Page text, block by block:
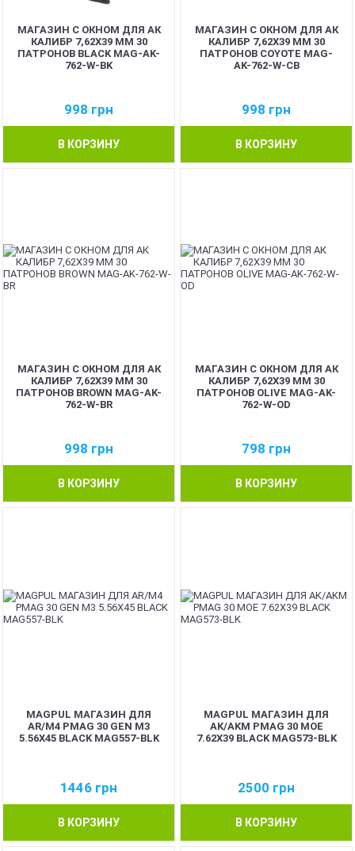
МАГАЗИН С ОКНОМ ДЛЯ АК
КАЛИБР 7,62Х39 ММ 30
ПАТРОНОВ BLACK MAG-AK-
762-W-BK
998 грн
В КОРЗИНУ
МАГАЗИН С ОКНОМ ДЛЯ АК
КАЛИБР 7,62Х39 ММ 30
ПАТРОНОВ COYOTE MAG-
AK-762-W-CB
998 грн
В КОРЗИНУ
МАГАЗИН С ОКНОМ ДЛЯ АК
КАЛИБР 7,62Х39 ММ 30
ПАТРОНОВ BROWN MAG-AK-
762-W-BR
998 грн
В КОРЗИНУ
МАГАЗИН С ОКНОМ ДЛЯ АК
КАЛИБР 7,62Х39 ММ 30
ПАТРОНОВ OLIVE MAG-AK-
762-W-OD
798 грн
В КОРЗИНУ
MAGPUL МАГАЗИН ДЛЯ
AR/M4 PMAG 30 GEN M3
5.56X45 BLACK MAG557-BLK
1446 грн
В КОРЗИНУ
MAGPUL МАГАЗИН ДЛЯ
AK/AKM PMAG 30 MOE
7.62X39 BLACK MAG573-BLK
2500 грн
В КОРЗИНУ